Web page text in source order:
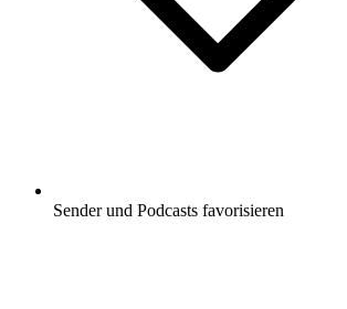
Sender und Podcasts favorisieren